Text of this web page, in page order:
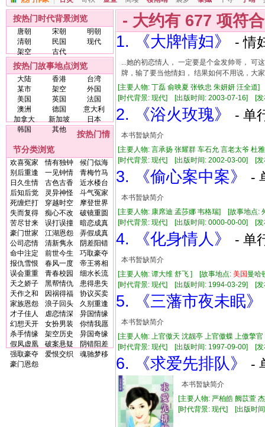
按热门时代背景浏览
唐朝 宋朝
明朝
清朝
民国
现代
架空
古代
按热门故事地点浏览
大陆 香港
台湾
某市
架空
外国
美国
英国
法国
澳洲
德国
意大利
加拿大
新加坡
日本
韩国
其他
按热门情
节分类浏览
欢喜冤家 情有独钟
候门似海
别后重逢
一见钟情
青梅竹马
日久生情
古色古香
近水楼台
后知后觉
灵异神怪
斗气冤家
死缠烂打
穿越时空
摩登世界
失而复得
痴心不改
破镜重圆
苦尽甘来
误打误撞
暗恋成真
豪门世家
江湖恩怨
弄假成真
公司恋情
清新隽永
阴差阳错
命中注定
前世今生
巧取豪夺
报仇雪恨
春风一度
帝王将相
误会重重
青春校园
细水长流
天之娇子
黑帮情仇
患得患失
天作之和
因祸得福
协议买卖
家族恩怨
浪子回头
久别重逢
才子佳人
虐恋情深
异国情缘
幻想天开
女扮男装
你情我愿
杀手情缘
架空历史
异国奇缘
假凤虚凰
破案悬疑
阴错阳差
强取豪夺
爱恨交织
魂驰梦移
豪门恩怨
- 大约有 677 项符
1. 《大牌情妇》
- 情
...她的初恋情人， 一定要是个金发帅哥， 可
牌，输了要当他情妇， 结果如何不用说，大
[主要人物: 丁磊 俞映夏 张铁忠 朱妍妍 汪全
[时代背景: 现代] [出版时间: 2003-07-16] [
2. 《浴火玫瑰》 - 单
本书暂缺简介
[主要人物: 言承扬 张耀群 车石允 言老太爷 杜
[时代背景: 现代] [出版时间: 2002-03-00] [
3. 《偷心案中案》 -
本书暂缺简介
[主要人物: 康席迪 孟莎娜 韦格瑞] [故事地点:
[时代背景: 现代] [出版时间: 0000-00-00] [
4. 《化身情人》 - 单
本书暂缺简介
[主要人物: 谭大维 舒飞 ] [故事地点: 美国 曼哈
[时代背景: 现代] [出版时间: 1994-03-29] [
5. 《三藩市夜未眠》
本书暂缺简介
[主要人物: 上官傲天 沈靓亭 上官傲蝶 上傲擎
[时代背景: 现代] [出版时间: 1997-09-00] [
6. 《求爱先排队》 -
本书暂缺简介
[主要人物: 严柏皓 阙苡萱
[时代背景: 现代] [出版时